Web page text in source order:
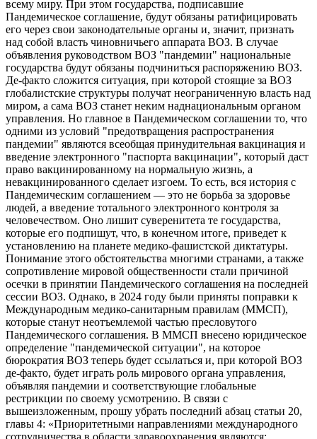
всему миру. При этом государства, подписавшие
Пандемическое соглашение, будут обязаны ратифицировать
его через свои законодательные органы и, значит, признать
над собой власть чиновничьего аппарата ВОЗ. В случае
объявления руководством ВОЗ "пандемии" национальные
государства будут обязаны подчиниться распоряжению ВОЗ.
Де-факто сложится ситуация, при которой стоящие за ВОЗ
глобалистские структуры получат неограниченную власть над
миром, а сама ВОЗ станет неким наднациональным органом
управления. Но главное в Пандемическом соглашении то, что
одними из условий "предотвращения распространения
пандемии" являются всеобщая принудительная вакцинация и
введение электронного "паспорта вакцинации", который даст
право вакцинированному на нормальную жизнь, а
невакцинированного сделает изгоем. То есть, вся история с
Пандемическим соглашением — это не борьба за здоровье
людей, а введение тотального электронного контроля за
человечеством. Оно лишит суверенитета те государства,
которые его подпишут, что, в конечном итоге, приведет к
установлению на планете медико-фашистской диктатуры.
Понимание этого обстоятельства многими странами, а также
сопротивление мировой общественности стали причиной
осечки в принятии Пандемического соглашения на последней
сессии ВОЗ. Однако, в 2024 году были приняты поправки к
Международным медико-санитарным правилам (ММСП),
которые станут неотъемлемой частью пресловутого
Пандемического соглашения. В ММСП внесено юридическое
определение "пандемической ситуации", на которое
бюрократия ВОЗ теперь будет ссылаться и, при которой ВОЗ
де-факто, будет играть роль мирового органа управления,
объявляя пандемии и соответствующие глобальные
рестрикции по своему усмотрению. В связи с
вышеизложенным, прошу убрать последний абзац статьи 20,
главы 4: «Приоритетными направлениями международного
сотрудничества в области здравоохранения являются: ...